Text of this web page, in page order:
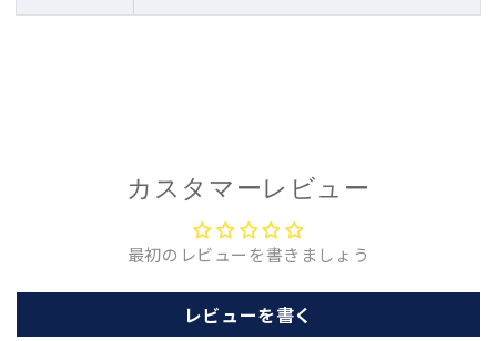
カスタマーレビュー
最初のレビューを書きましょう
レビューを書く